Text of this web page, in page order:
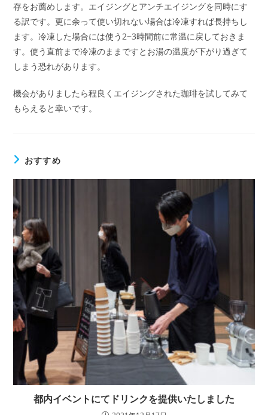
存をお薦めします。エイジングとアンチエイジングを同時にす
る訳です。更に余って使い切れない場合は冷凍すれば長持ちし
ます。冷凍した場合には使う2~3時間前に常温に戻しておきま
す。使う直前まで冷凍のままですとお湯の温度が下がり過ぎて
しまう恐れがあります。
機会がありましたら程良くエイジングされた珈琲を試してみて
もらえると幸いです。
おすすめ
都内イベントにてドリンクを提供いたしました